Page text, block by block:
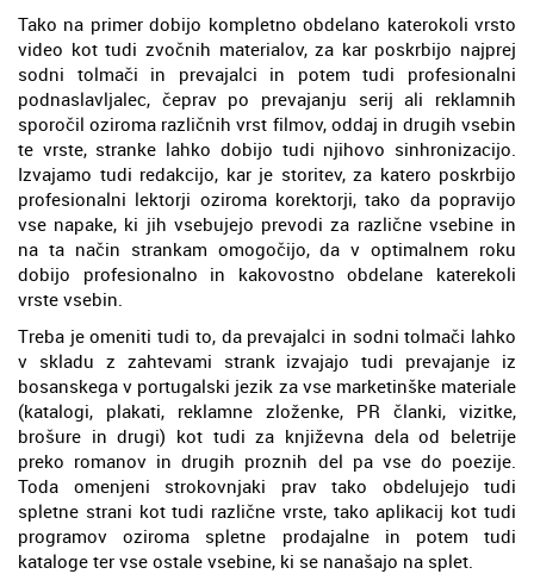
Tako na primer dobijo kompletno obdelano katerokoli vrsto
video kot tudi zvočnih materialov, za kar poskrbijo najprej
sodni tolmači in prevajalci in potem tudi profesionalni
podnaslavljalec, čeprav po prevajanju serij ali reklamnih
sporočil oziroma različnih vrst filmov, oddaj in drugih vsebin
te vrste, stranke lahko dobijo tudi njihovo sinhronizacijo.
Izvajamo tudi redakcijo, kar je storitev, za katero poskrbijo
profesionalni lektorji oziroma korektorji, tako da popravijo
vse napake, ki jih vsebujejo prevodi za različne vsebine in
na ta način strankam omogočijo, da v optimalnem roku
dobijo profesionalno in kakovostno obdelane katerekoli
vrste vsebin.
Treba je omeniti tudi to, da prevajalci in sodni tolmači lahko
v skladu z zahtevami strank izvajajo tudi prevajanje iz
bosanskega v portugalski jezik za vse marketinške materiale
(katalogi, plakati, reklamne zloženke, PR članki, vizitke,
brošure in drugi) kot tudi za književna dela od beletrije
preko romanov in drugih proznih del pa vse do poezije.
Toda omenjeni strokovnjaki prav tako obdelujejo tudi
spletne strani kot tudi različne vrste, tako aplikacij kot tudi
programov oziroma spletne prodajalne in potem tudi
kataloge ter vse ostale vsebine, ki se nanašajo na splet.